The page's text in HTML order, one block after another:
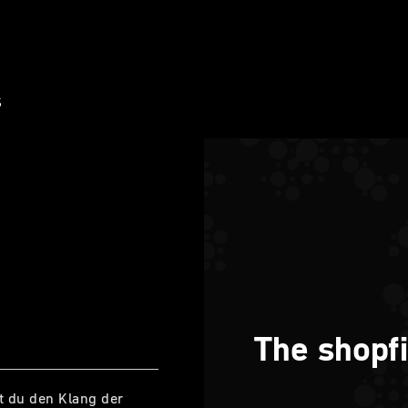
du den Klang der
The